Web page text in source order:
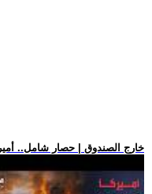
.. خارج الصندوق | حصار شامل..